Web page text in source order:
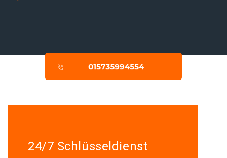
24/7 Schlüsseldienst